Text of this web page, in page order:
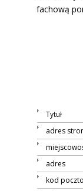
fachową
Tytuł
adres
adres
kod